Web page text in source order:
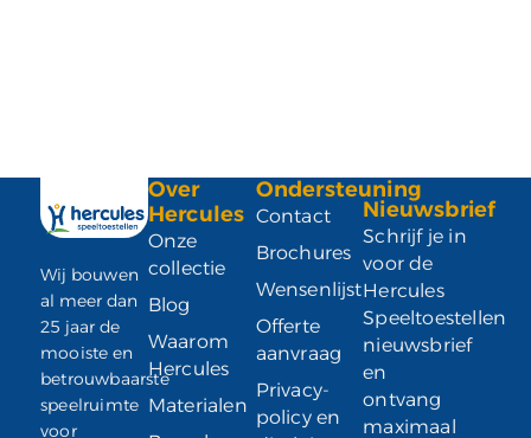
Wij bouwen
al meer dan
25 jaar de
mooiste en
betrouwbaarste
speelruimte
voor
Over
Hercules
Onze
collectie
Blog
Waarom
Hercules
Materialen
Ondersteuning
Contact
Brochures
Wensenlijst
Offerte
aanvraag
Privacy-
policy en
Nieuwsbrief
Schrijf je in
voor de
Hercules
Speeltoestellen
nieuwsbrief
en
ontvang
maximaal